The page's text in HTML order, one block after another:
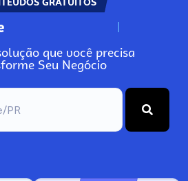
N
que você precisa
Seu Negócio